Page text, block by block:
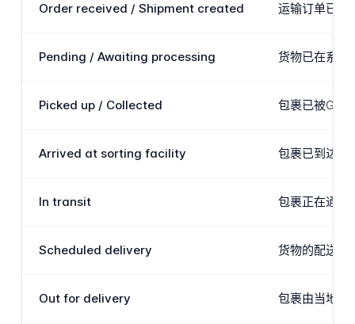
Order received / Shipment created 运输订单已成
Pending / Awaiting processing 货物已在系统
Picked up / Collected 包裹已被
Arrived at sorting facility 包裹已到达
In transit 包裹正在通过
Scheduled delivery 货物的配送日
Out for delivery 包裹由当地配